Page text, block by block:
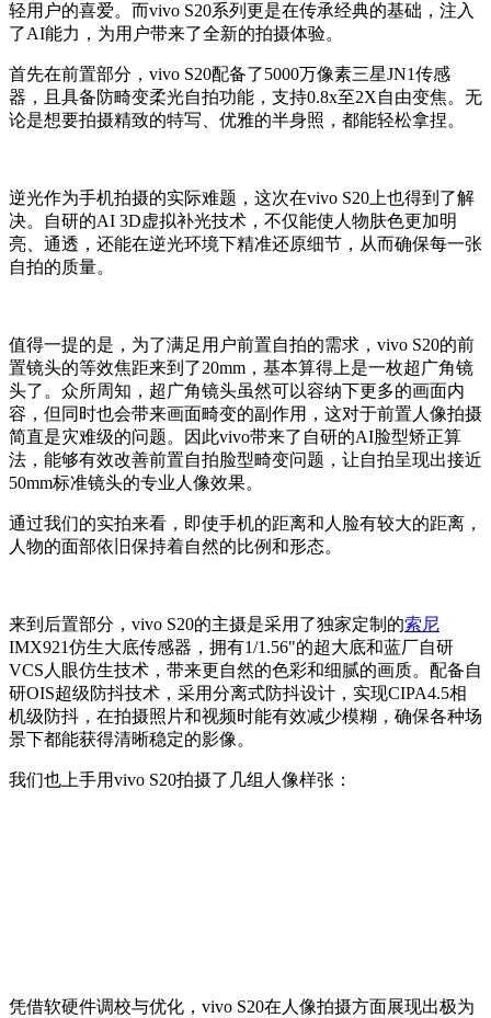
轻用户的喜爱。而vivo S20系列更是在传承经典的基础，注入
了AI能力，为用户带来了全新的拍摄体验。
首先在前置部分，vivo S20配备了5000万像素三星JN1传感
器，且具备防畸变柔光自拍功能，支持0.8x至2X自由变焦。无
论是想要拍摄精致的特写、优雅的半身照，都能轻松拿捏。
逆光作为手机拍摄的实际难题，这次在vivo S20上也得到了解
决。自研的AI 3D虚拟补光技术，不仅能使人物肤色更加明
亮、通透，还能在逆光环境下精准还原细节，从而确保每一张
自拍的质量。
值得一提的是，为了满足用户前置自拍的需求，vivo S20的前
置镜头的等效焦距来到了20mm，基本算得上是一枚超广角镜
头了。众所周知，超广角镜头虽然可以容纳下更多的画面内
容，但同时也会带来画面畸变的副作用，这对于前置人像拍摄
简直是灾难级的问题。因此vivo带来了自研的AI脸型矫正算
法，能够有效改善前置自拍脸型畸变问题，让自拍呈现出接近
50mm标准镜头的专业人像效果。
通过我们的实拍来看，即使手机的距离和人脸有较大的距离，
人物的面部依旧保持着自然的比例和形态。
来到后置部分，vivo S20的主摄是采用了独家定制的索尼
IMX921仿生大底传感器，拥有1/1.56"的超大底和蓝厂自研
VCS人眼仿生技术，带来更自然的色彩和细腻的画质。配备自
研OIS超级防抖技术，采用分离式防抖设计，实现CIPA4.5相
机级防抖，在拍摄照片和视频时能有效减少模糊，确保各种场
景下都能获得清晰稳定的影像。
我们也上手用vivo S20拍摄了几组人像样张：
凭借软硬件调校与优化，vivo S20在人像拍摄方面展现出极为